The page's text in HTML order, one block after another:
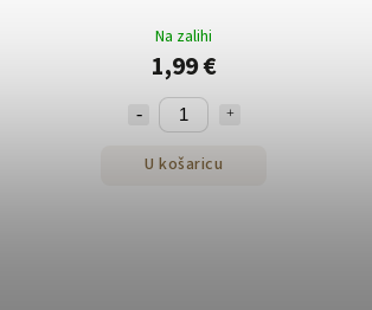
Na zalihi
1,99 €
U košaricu